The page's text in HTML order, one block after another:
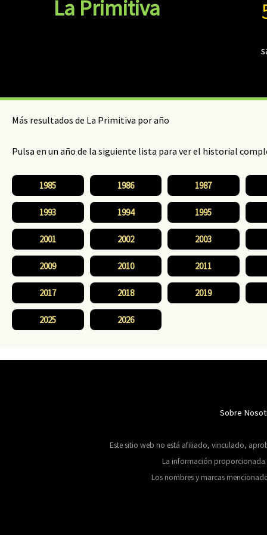
La Primitiva
Más resultados de La Primitiva por año
Pulsa en un año de la siguiente lista para ver el historial
1985 1986 1987
1993 1994 1995
2001 2002 2003
2009 2010 2011
2017 2018 2019
2025 2026
Sobre
Este sitio web no está afiliado, vinculado,
La información proporcionada
Los nombres y marcas